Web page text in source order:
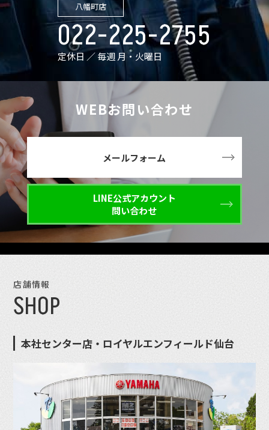
八幡町店
022-225-2755
定休日 ／ 毎週 月・火曜日
WEBお問い合わせ
メールフォーム
LINE公式アカウント
問い合わせ
店舗情報
SHOP
本社センター店・ロイヤルエンフィールド仙台